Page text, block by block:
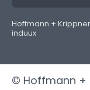
Hoffmann +
induux
© Hoffmann +